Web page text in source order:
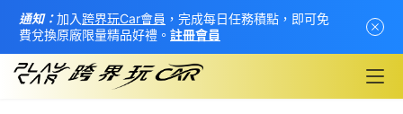
通知：加入 跨界玩Car會員 ，完成每日任務積點，即可免
費兌換原廠限量精品好禮。 註冊會員